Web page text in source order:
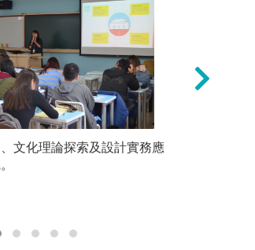
文化理論探索及設計實務應